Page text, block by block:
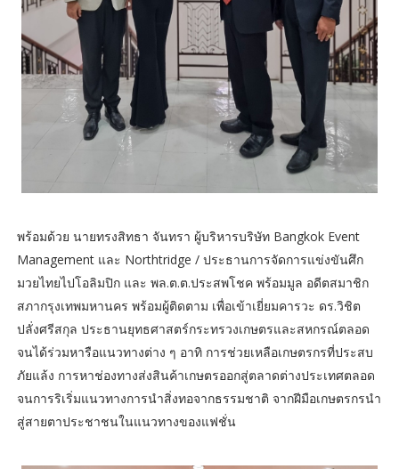
พร้อมด้วย นายทรงสิทธา จันทรา ผู้บริหารบริษัท Bangkok Event
Management และ Northtridge / ประธานการจัดการแข่งขันศึก
มวยไทยไปโอลิมปิก และ พล.ต.ต.ประสพโชค พร้อมมูล อดีตสมาชิก
สภากรุงเทพมหานคร พร้อมผู้ติดตาม เพื่อเข้าเยี่ยมคารวะ ดร.วิชิต
ปลั่งศรีสกุล ประธานยุทธศาสตร์กระทรวงเกษตรและสหกรณ์ตลอด
จนได้ร่วมหารือแนวทางต่าง ๆ อาทิ การช่วยเหลือเกษตรกรที่ประสบ
ภัยแล้ง การหาช่องทางส่งสินค้าเกษตรออกสู่ตลาดต่างประเทศตลอด
จนการริเริ่มแนวทางการนำสิ่งทอจากธรรมชาติ จากฝีมือเกษตรกรนำ
สู่สายตาประชาชนในแนวทางของแฟชั่น